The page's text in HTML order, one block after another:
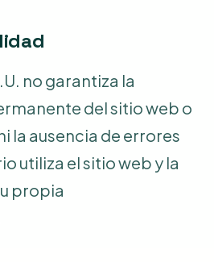
no garantiza la
del sitio web o
la ausencia de errores
utiliza el sitio web y la
propia